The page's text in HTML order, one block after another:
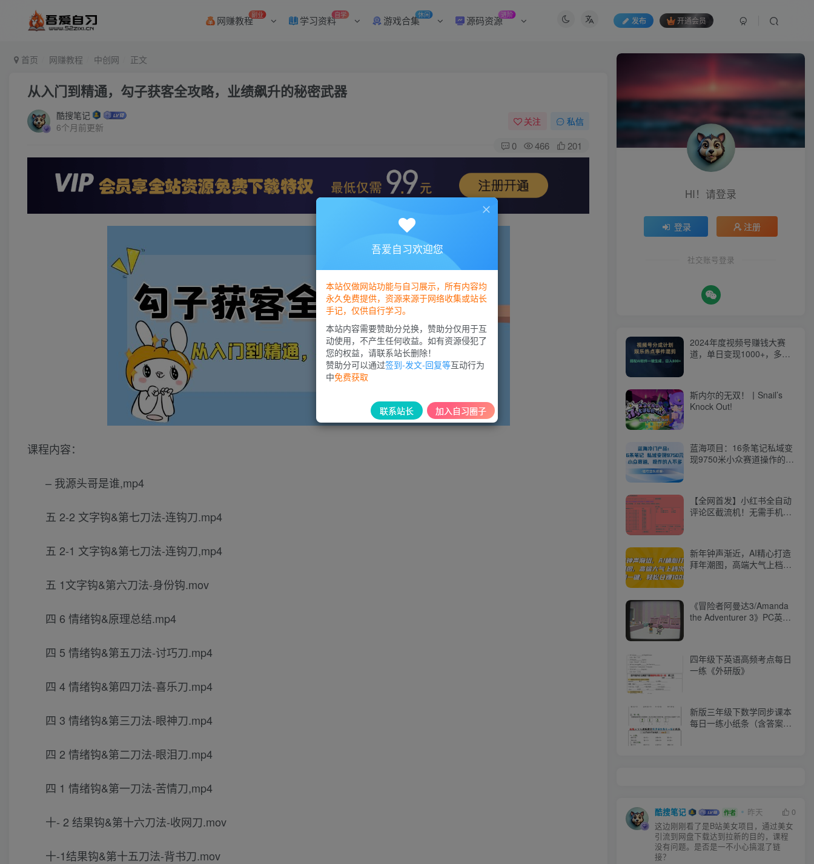
发布 开通会员
网赚教程副业 学习资料自学 游戏合集休闲 源码资源进阶
首页 网赚教程 中创网 正文
从入门到精通，勾子获客全攻略，业绩飙升的秘密武器
酷搜笔记
6个月前更新
关注 私信
0 466 201
课程内容：
– 我源头哥是谁,mp4
五 2-2 文字钩&第七刀法-连钩刀.mp4
五 2-1 文字钩&第七刀法-连钩刀,mp4
五 1文字钩&第六刀法-身份钩.mov
四 6 情绪钩&原理总结.mp4
四 5 情绪钩&第五刀法-讨巧刀.mp4
四 4 情绪钩&第四刀法-喜乐刀.mp4
四 3 情绪钩&第三刀法-眼神刀.mp4
四 2 情绪钩&第二刀法-眼泪刀.mp4
四 1 情绪钩&第一刀法-苦情刀,mp4
十- 2 结果钩&第十六刀法-收网刀.mov
十-1结果钩&第十五刀法-背书刀.mov
HI！请登录
登录 注册
社交账号登录
2024年度视频号赚钱大赛
道，单日变现1000+，多劳
斯内尔的无双！丨Snail’s
Knock Out!
蓝海项目：16条笔记私域变
现9750米小众赛道操作的人
【全网首发】小红书全自动
评论区截流机！无需手机，
新年钟声渐近，AI精心打造
拜年潮图，高端大气上档
《冒险者阿曼达3/Amanda
the Adventurer 3》PC英文
四年级下英语高频考点每日
一练《外研版》
新版三年级下数学同步课本
每日一练小纸条（含答案）
酷搜笔记 作者 昨天
0
这边刚刚看了是B站美女项目，通过美女
引流到网盘下载达到拉新的目的，课程
没有问题。是否是一不小心搞混了链
接？
吾爱自习欢迎您
本站仅做网站功能与自习展示，所有内容均
永久免费提供，资源来源于网络收集或站长
手记，仅供自行学习。
本站内容需要赞助分兑换，赞助分仅用于互
动使用，不产生任何收益。如有资源侵犯了
您的权益，请联系站长删除！
赞助分可以通过签到-发文-回复等互动行为
中免费获取
联系站长 加入自习圈子